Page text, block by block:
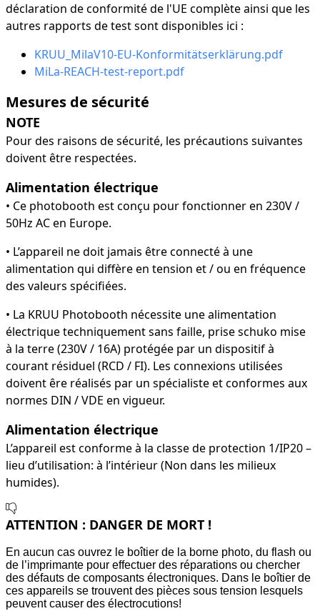
déclaration de conformité de l'UE complète ainsi que les
autres rapports de test sont disponibles ici :
KRUU_MilaV10-EU-Konformitätserklärung.pdf
MiLa-REACH-test-report.pdf
Mesures de sécurité
NOTE
Pour des raisons de sécurité, les précautions suivantes
doivent être respectées.
Alimentation électrique
• Ce photobooth est conçu pour fonctionner en 230V /
50Hz AC en Europe.
• L’appareil ne doit jamais être connecté à une
alimentation qui diffère en tension et / ou en fréquence
des valeurs spécifiées.
• La KRUU Photobooth nécessite une alimentation
électrique techniquement sans faille, prise schuko mise
à la terre (230V / 16A) protégée par un dispositif à
courant résiduel (RCD / FI). Les connexions utilisées
doivent êre réalisés par un spécialiste et conformes aux
normes DIN / VDE en vigueur.
Alimentation électrique
L’appareil est conforme à la classe de protection 1/IP20 –
lieu d’utilisation: à l’intérieur (Non dans les milieux
humides).
ATTENTION : DANGER DE MORT !
En aucun cas ouvrez le boîtier de la borne photo, du flash ou
de l’imprimante pour effectuer des réparations ou chercher
des défauts de composants électroniques. Dans le boîtier de
ces appareils se trouvent des pièces sous tension lesquels
peuvent causer des électrocutions!